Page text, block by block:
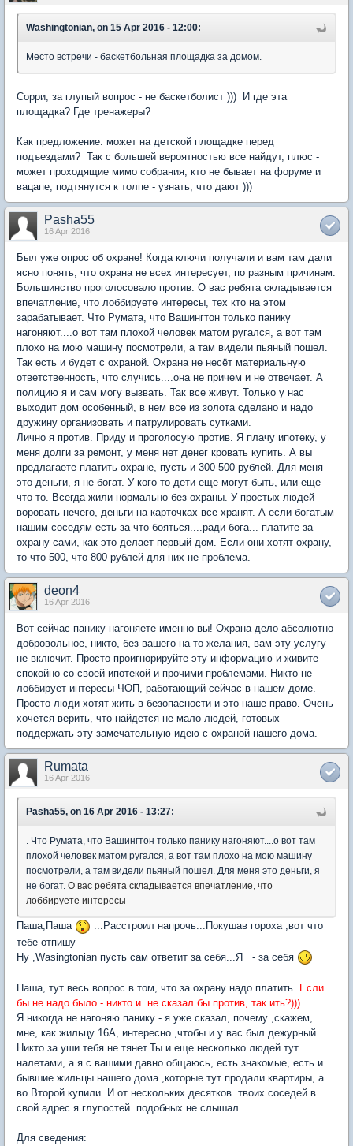
Washingtonian, on 15 Apr 2016 - 12:00:
Место встречи - баскетбольная площадка за домом.
Сорри, за глупый вопрос - не баскетболист ))) И где эта
площадка? Где тренажеры?
Как предложение: может на детской площадке перед
подъездами? Так с большей вероятностью все найдут, плюс -
может проходящие мимо собрания, кто не бывает на форуме и
вацапе, подтянутся к толпе - узнать, что дают )))
Pasha55
16 Apr 2016
Был уже опрос об охране! Когда ключи получали и вам там дали
ясно понять, что охрана не всех интересует, по разным причинам.
Большинство проголосовало против. О вас ребята складывается
впечатление, что лоббируете интересы, тех кто на этом
зарабатывает. Что Румата, что Вашингтон только панику
нагоняют....о вот там плохой человек матом ругался, а вот там
плохо на мою машину посмотрели, а там видели пьяный пошел.
Так есть и будет с охраной. Охрана не несёт материальную
ответственность, что случись....она не причем и не отвечает. А
полицию я и сам могу вызвать. Так все живут. Только у нас
выходит дом особенный, в нем все из золота сделано и надо
дружину организовать и патрулировать сутками.
Лично я против. Приду и проголосую против. Я плачу ипотеку, у
меня долги за ремонт, у меня нет денег кровать купить. А вы
предлагаете платить охране, пусть и 300-500 рублей. Для меня
это деньги, я не богат. У кого то дети еще могут быть, или еще
что то. Всегда жили нормально без охраны. У простых людей
воровать нечего, деньги на карточках все хранят. А если богатым
нашим соседям есть за что бояться....ради бога... платите за
охрану сами, как это делает первый дом. Если они хотят охрану,
то что 500, что 800 рублей для них не проблема.
deon4
16 Apr 2016
Вот сейчас панику нагоняете именно вы! Охрана дело абсолютно
добровольное, никто, без вашего на то желания, вам эту услугу
не включит. Просто проигнорируйте эту информацию и живите
спокойно со своей ипотекой и прочими проблемами. Никто не
лоббирует интересы ЧОП, работающий сейчас в нашем доме.
Просто люди хотят жить в безопасности и это наше право. Очень
хочется верить, что найдется не мало людей, готовых
поддержать эту замечательную идею с охраной нашего дома.
Rumata
16 Apr 2016
Pasha55, on 16 Apr 2016 - 13:27:
. Что Румата, что Вашингтон только панику нагоняют....о вот там
плохой человек матом ругался, а вот там плохо на мою машину
посмотрели, а там видели пьяный пошел. Для меня это деньги, я
не богат. О вас ребята складывается впечатление, что
лоббируете интересы
Паша,Паша
...Расстроил напрочь...Покушав гороха ,вот что
тебе отпишу
Ну ,Wasingtonian пусть сам ответит за себя...Я - за себя
Паша, тут весь вопрос в том, что за охрану надо платить. Если
бы не надо было - никто и не сказал бы против, так ить?)))
Я никогда не нагоняю панику - я уже сказал, почему ,скажем,
мне, как жильцу 16А, интересно ,чтобы и у вас был дежурный.
Никто за уши тебя не тянет.Ты и еще несколько людей тут
налетами, а я с вашими давно общаюсь, есть знакомые, есть и
бывшие жильцы нашего дома ,которые тут продали квартиры, а
во Второй купили. И от нескольких десятков твоих соседей в
свой адрес я глупостей подобных не слышал.
Для сведения: